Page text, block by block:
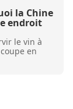
la Chine
endroit
le vin à
en